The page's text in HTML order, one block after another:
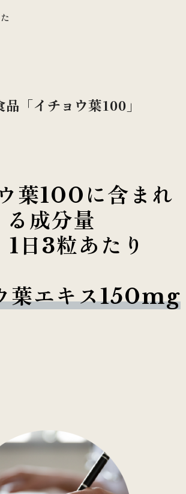
「イチョウ葉100」
葉100に含まれ
る成分量
3粒あたり
葉エキス150mg